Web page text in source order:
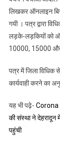
लिखकर ऑनलाइन
गयी । पत्र द्वारा
लड़के-लड़कियों को
10000, 15000
पत्र में जिला विधिक
कार्यवाही करने का
यह भी पढ़े- Corona
की संस्था ने
पहुंची